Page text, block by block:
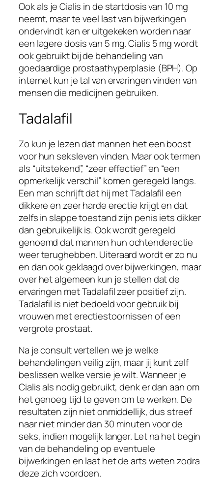
Ook als je Cialis in de startdosis van 10 mg
neemt, maar te veel last van bijwerkingen
ondervindt kan er uitgekeken worden naar
een lagere dosis van 5 mg. Cialis 5 mg wordt
ook gebruikt bij de behandeling van
goedaardige prostaathyperplasie (BPH). Op
internet kun je tal van ervaringen vinden van
mensen die medicijnen gebruiken.
Tadalafil
Zo kun je lezen dat mannen het een boost
voor hun seksleven vinden. Maar ook termen
als “uitstekend”, “zeer effectief” en “een
opmerkelijk verschil” komen geregeld langs.
Een man schrijft dat hij met Tadalafil een
dikkere en zeer harde erectie krijgt en dat
zelfs in slappe toestand zijn penis iets dikker
dan gebruikelijk is. Ook wordt geregeld
genoemd dat mannen hun ochtenderectie
weer terughebben. Uiteraard wordt er zo nu
en dan ook geklaagd over bijwerkingen, maar
over het algemeen kun je stellen dat de
ervaringen met Tadalafil zeer positief zijn.
Tadalafil is niet bedoeld voor gebruik bij
vrouwen met erectiestoornissen of een
vergrote prostaat.
Na je consult vertellen we je welke
behandelingen veilig zijn, maar jij kunt zelf
beslissen welke versie je wilt. Wanneer je
Cialis als nodig gebruikt, denk er dan aan om
het genoeg tijd te geven om te werken. De
resultaten zijn niet onmiddellijk, dus streef
naar niet minder dan 30 minuten voor de
seks, indien mogelijk langer. Let na het begin
van de behandeling op eventuele
bijwerkingen en laat het de arts weten zodra
deze zich voordoen.